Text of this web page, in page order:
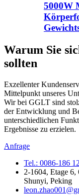
5000W
Warum Sie
sollten
Exzellenter
Mittelpunkt unseres
Wir bei GGLT sind
der Entwicklung und
unterschiedlichen
Ergebnisse zu erzielen.
Anfrage
Tel.: 0086-186
2-1604, Etage
Shunyi, Peking